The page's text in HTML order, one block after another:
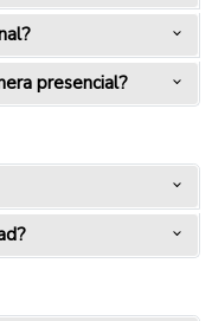
presencial?